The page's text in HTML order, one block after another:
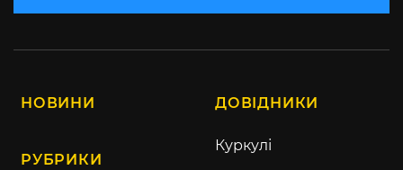
НОВИНИ
РУБРИКИ
ДОВІДНИКИ
Куркулі